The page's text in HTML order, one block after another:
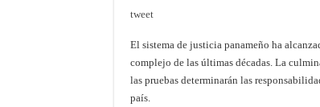
tweet
El sistema de justicia panameño ha
complejo de las últimas décadas. La
las pruebas determinarán las
país.